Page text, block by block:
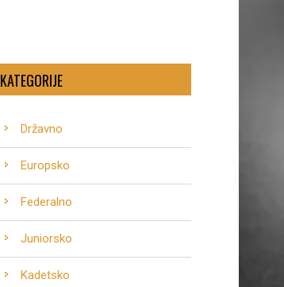
KATEGORIJE
Državno
Europsko
Federalno
Juniorsko
Kadetsko